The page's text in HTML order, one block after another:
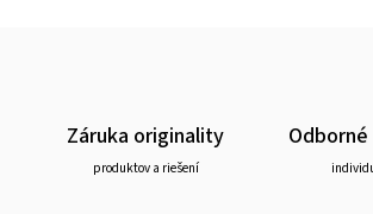
Záruka originality
produktov a riešení